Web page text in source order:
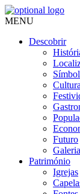
MENU
Descobrir
Cultura
Futuro
Património
Igrejas